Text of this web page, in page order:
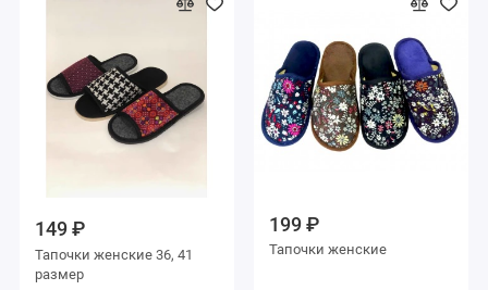
149 ₽
Тапочки женские 36, 41
размер
199 ₽
Тапочки женские